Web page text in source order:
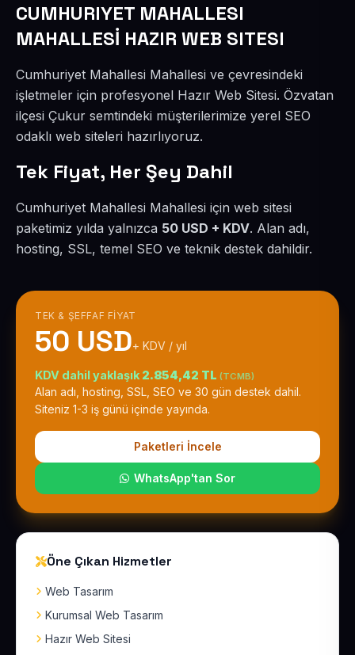
CUMHURIYET MAHALLESI
MAHALLESİ HAZIR WEB SITESI
Cumhuriyet Mahallesi Mahallesi ve çevresindeki
işletmeler için profesyonel Hazır Web Sitesi. Özvatan
ilçesi Çukur semtindeki müşterilerimize yerel SEO
odaklı web siteleri hazırlıyoruz.
Tek Fiyat, Her Şey Dahil
Cumhuriyet Mahallesi Mahallesi için web sitesi
paketimiz yılda yalnızca 50 USD + KDV. Alan adı,
hosting, SSL, temel SEO ve teknik destek dahildir.
TEK & ŞEFFAF FIYAT
50 USD+ KDV / yıl
KDV dahil yaklaşık 2.854,42 TL (TCMB)
Alan adı, hosting, SSL, SEO ve 30 gün destek dahil.
Siteniz 1-3 iş günü içinde yayında.
Paketleri İncele
WhatsApp'tan Sor
Öne Çıkan Hizmetler
Web Tasarım
Kurumsal Web Tasarım
Hazır Web Sitesi